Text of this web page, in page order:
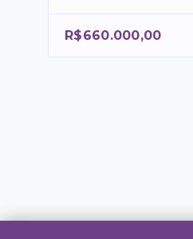
R$660.000,00